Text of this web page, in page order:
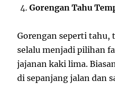
Gorengan Tahu
Gorengan seperti tahu,
selalu menjadi pilihan
jajanan kaki lima.
di sepanjang jalan dan